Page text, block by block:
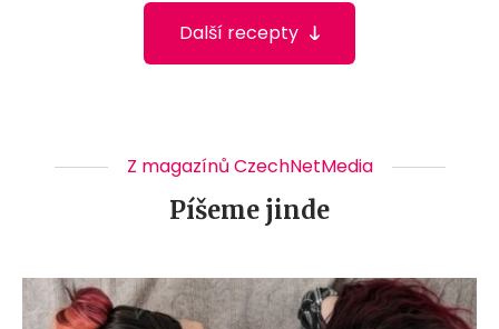
Další recepty
Z magazínů CzechNetMedia
Píšeme jinde